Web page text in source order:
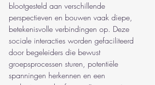
blootgesteld aan verschillende
perspectieven en bouwen vaak diepe,
betekenisvolle verbindingen op. Deze
sociale interacties worden gefaciliteerd
door begeleiders die bewust
groepsprocessen sturen, potentiële
spanningen herkennen en een